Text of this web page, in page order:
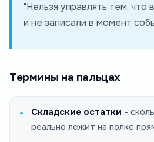
"Нельзя управлять тем, что
и не записали в момент
Термины на пальцах
Складские остатки -
реально лежит на полке